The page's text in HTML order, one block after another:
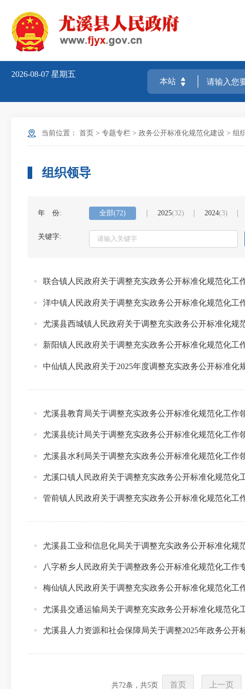
2026-08-07 星期五
当前位置： 首页 > 专题专栏 > 政务公开标准化规范化建设 > 组
组织领导
年 份: 全部(72) 2025(32) 2024(3)
关键字:
联合镇人民政府关于调整充实政务公开标准化规范化工
洋中镇人民政府关于调整充实政务公开标准化规范化工
尤溪县西城镇人民政府关于调整充实政务公开标准化规
新阳镇人民政府关于调整充实政务公开标准化规范化工
中仙镇人民政府关于2025年度调整充实政务公开标准化
尤溪县教育局关于调整充实政务公开标准化规范化工作
尤溪县统计局关于调整充实政务公开标准化规范化工作
尤溪县水利局关于调整充实政务公开标准化规范化工作
尤溪口镇人民政府关于调整充实政务公开标准化规范化
管前镇人民政府关于调整充实政务公开标准化规范化工
尤溪县工业和信息化局关于调整充实政务公开标准化规
八字桥乡人民政府关于调整政务公开标准化规范化工作
梅仙镇人民政府关于调整充实政务公开标准化规范化工
尤溪县交通运输局关于调整充实政务公开标准化规范化
尤溪县人力资源和社会保障局关于调整2025年政务公开
共72条，共5页 首页 上一页